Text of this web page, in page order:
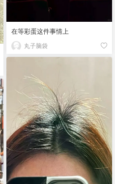
在等彩蛋这件事情上
丸子脑袋